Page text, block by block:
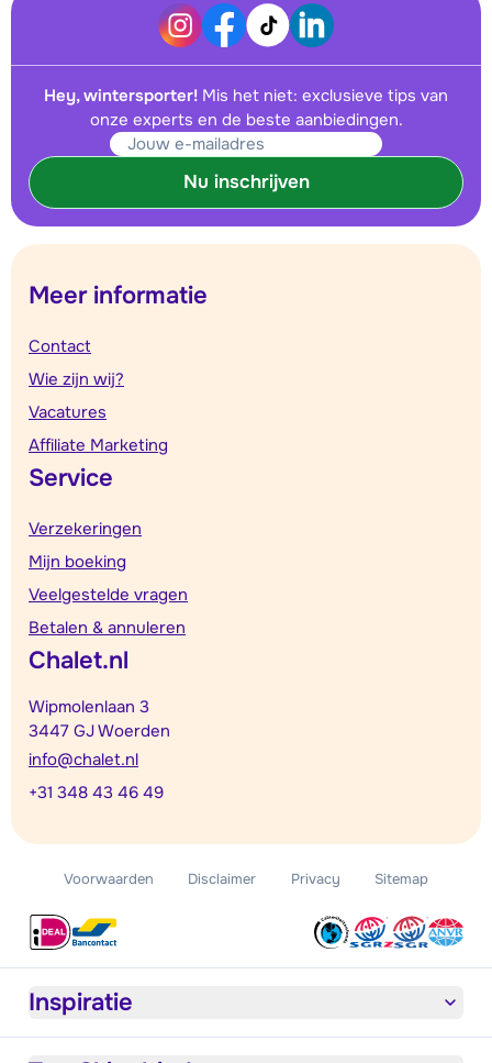
Hey, wintersporter! Mis het niet: exclusieve tips van
onze experts en de beste aanbiedingen.
Nu inschrijven
Meer informatie
Contact
Wie zijn wij?
Vacatures
Affiliate Marketing
Service
Verzekeringen
Mijn boeking
Veelgestelde vragen
Betalen & annuleren
Chalet.nl
Wipmolenlaan 3
3447 GJ Woerden
info@chalet.nl
+31 348 43 46 49
Voorwaarden Disclaimer Privacy Sitemap
Inspiratie